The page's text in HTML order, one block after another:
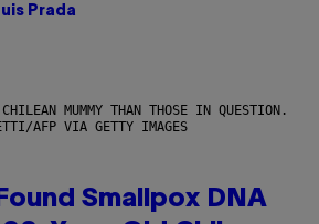
Prada
MUMMY THAN THOSE IN QUESTION.
AFP VIA GETTY IMAGES
Smallpox DNA